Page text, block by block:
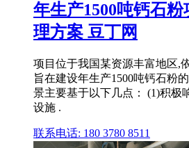
年生产1500吨钙石
理方案 豆丁网
项目位于我国某资源丰富地区,
旨在建设年生产1500吨钙石粉
景主要基于以下几点： (1)积极
设施 .
联系电话: 180 3780 8511